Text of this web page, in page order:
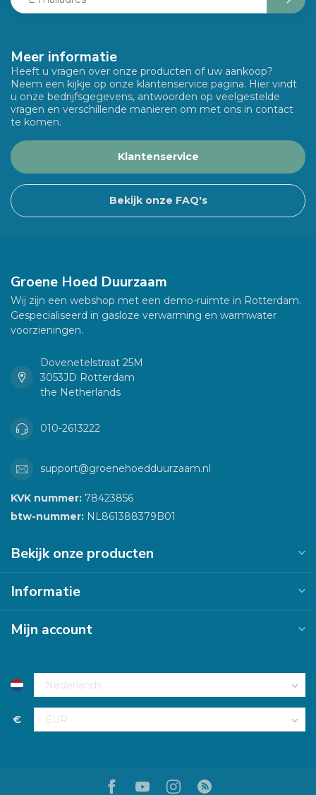
Meer informatie
Heeft u vragen over onze producten of uw aankoop?
Neem een kijkje op onze klantenservice pagina. Hier vindt
u onze bedrijfsgegevens, antwoorden op veelgestelde
vragen en verschillende manieren om met ons in contact
te komen.
Klantenservice
Bekijk onze FAQ's
Groene Hoed Duurzaam
Wij zijn een webshop met een demo-ruimte in Rotterdam.
Gespecialiseerd in gasloze verwarming en warmwater
voorzieningen.
Dovenetelstraat 25M
3053JD Rotterdam
the Netherlands
010-2613222
support@groenehoedduurzaam.nl
KVK nummer: 78423856
btw-nummer: NL861388379B01
Bekijk onze producten
Informatie
Mijn account
€